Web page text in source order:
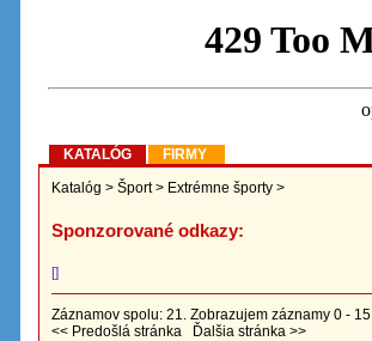
KATALÓG
FIRMY
Katalóg > Šport> Extrémne športy >
Sponzorované odkazy:
[]
Záznamov spolu: 21. Zobrazujem záznamy 0 - 15
<< Predošlá stránka
Ďalšia stránka >>